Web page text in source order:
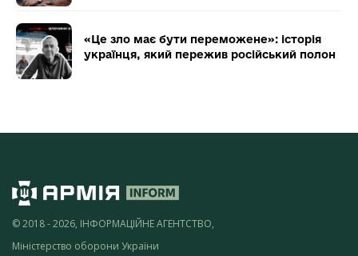
«Це зло має бути переможене»: історія
українця, який пережив російський полон
© 2018 - 2026, ІНФОРМАЦІЙНЕ АГЕНТСТВО,
Міністерство оборони України